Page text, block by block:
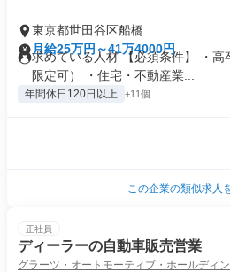
東京都世田谷区船橋
月給25万円～41万4000円
求めている人材 【必須条件】 ・高
限定可） ・住宅・不動産業...
年間休日120日以上 +11個
この企業の類似求人
正社員
ディーラーの自動車販売営業
グラーツ・オートモーティブ・ホールディ